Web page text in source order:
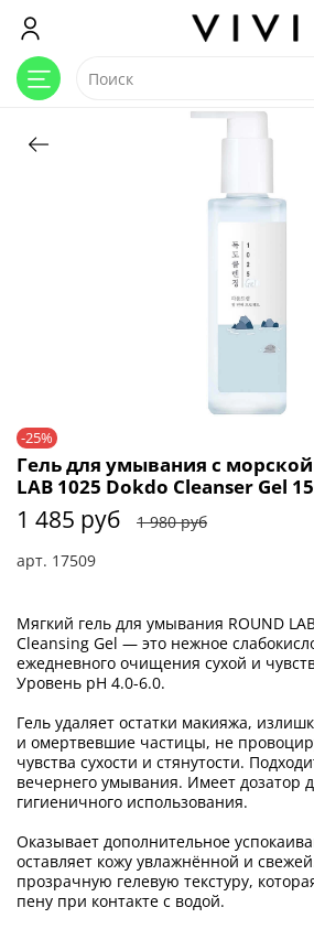
-25%
арт. 17509
Гель для умывания с
LAB 1025 Dokdo Cleanser Gel
1 485 руб 1 980 руб
Мягкий гель для умывания ROUND
Cleansing Gel — это нежное
ежедневного очищения сухой и
Уровень pH 4.0-6.0.
Гель удаляет остатки макияжа,
и омертвевшие частицы, не
чувства сухости и стянутости.
вечернего умывания. Имеет дозатор
гигиеничного использования.
Оказывает дополнительное
оставляет кожу увлажнённой и
прозрачную гелевую текстуру,
пену при контакте с водой.